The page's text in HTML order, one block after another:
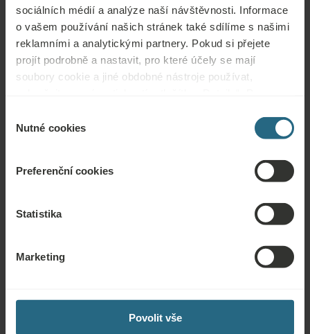
sociálních médií a analýze naší návštěvnosti. Informace
o vašem používání našich stránek také sdílíme s našimi
reklamními a analytickými partnery. Pokud si přejete
projít podrobně a nastavit, pro které účely se mají
soubory cookie a jiné obdobné nástroje používat,
„Povolit vše“.
souhlasu
Nutné cookies
Preferenční cookies
Statistika
Marketing
Povolit vše
Tradiční lázeňský pobyt All inclusive
Rezervace od € 145 € 123
Min. nocí: 5
Léčebné pobyty